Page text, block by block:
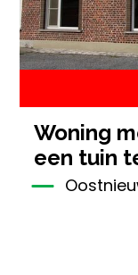
woning met 2 slaapkamers en
een tuin